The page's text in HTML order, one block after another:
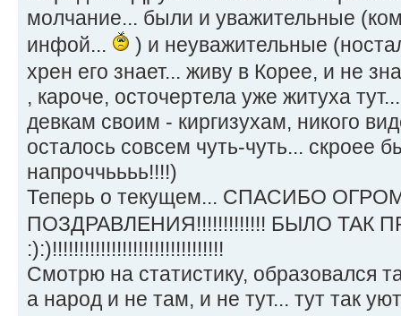
молчание... были и уважительные
инфой...
) и неуважительные
хрен его знает... живу в Корее, и не
, кароче, осточертела уже житуха
девкам своим - киргизухам, никого
осталось совсем чуть-чуть... скроее
напроччьььь!!!!)
Теперь о текущем... СПАСИБО
ПОЗДРАВЛЕНИЯ!!!!!!!!!!!!! БЫЛО ТАК
:):)!!!!!!!!!!!!!!!!!!!!!!!!!!!!!!!!
Смотрю на статистику, образовался
а народ и не там, и не тут... тут так